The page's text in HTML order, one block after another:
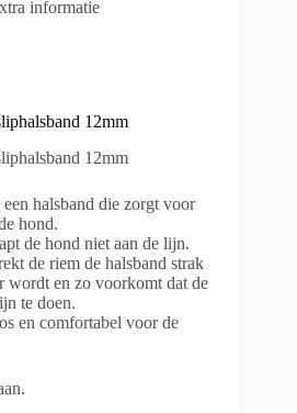
informatie
12mm
12mm
halsband die zorgt voor
hond.
de hond niet aan de lijn.
de riem de halsband strak
wordt en zo voorkomt dat de
te doen.
en comfortabel voor de